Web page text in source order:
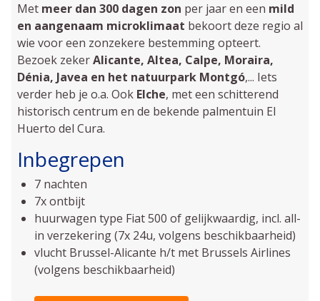
Met meer dan 300 dagen zon per jaar en een mild
en aangenaam microklimaat bekoort deze regio al
wie voor een zonzekere bestemming opteert.
Bezoek zekerAlicante, Altea, Calpe, Moraira,
Dénia, Javea en het natuurpark Montgó,... Iets
verder heb je o.a. Ook Elche, met een schitterend
historisch centrum en de bekende palmentuin El
Huerto del Cura.
Inbegrepen
7 nachten
7x ontbijt
huurwagen type Fiat 500 of gelijkwaardig, incl. all-
in verzekering (7x 24u, volgens beschikbaarheid)
vlucht Brussel-Alicante h/t met Brussels Airlines
(volgens beschikbaarheid)